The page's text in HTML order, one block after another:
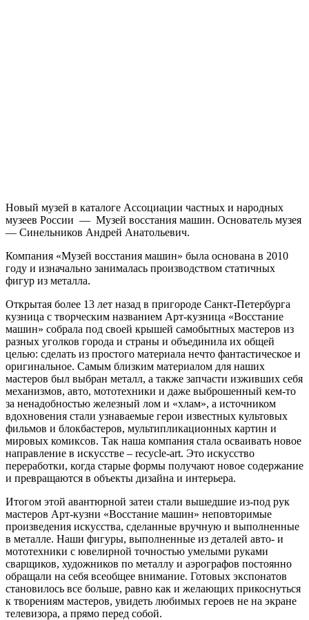
Новый музей в каталоге Ассоциации частных и народных
музеев России — Музей восстания машин. Основатель музея
— Синельников Андрей Анатольевич.
Компания «Музей восстания машин» была основана в 2010
году и изначально занималась производством статичных
фигур из металла.
Открытая более 13 лет назад в пригороде Санкт-Петербурга
кузница с творческим названием Арт-кузница «Восстание
машин» собрала под своей крышей самобытных мастеров из
разных уголков города и страны и объединила их общей
целью: сделать из простого материала нечто фантастическое и
оригинальное. Самым близким материалом для наших
мастеров был выбран металл, а также запчасти изживших себя
механизмов, авто, мототехники и даже выброшенный кем-то
за ненадобностью железный лом и «хлам», а источником
вдохновения стали узнаваемые герои известных культовых
фильмов и блокбастеров, мультипликационных картин и
мировых комиксов. Так наша компания стала осваивать новое
направление в искусстве – recycle-art. Это искусство
переработки, когда старые формы получают новое содержание
и превращаются в объекты дизайна и интерьера.
Итогом этой авантюрной затеи стали вышедшие из-под рук
мастеров Арт-кузни «Восстание машин» неповторимые
произведения искусства, сделанные вручную и выполненные
в металле. Наши фигуры, выполненные из деталей авто- и
мототехники с ювелирной точностью умелыми руками
сварщиков, художников по металлу и аэрографов постоянно
обращали на себя всеобщее внимание. Готовых экспонатов
становилось все больше, равно как и желающих прикоснуться
к творениям мастеров, увидеть любимых героев не на экране
телевизора, а прямо перед собой.